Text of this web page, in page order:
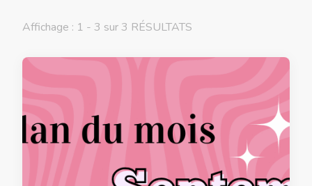
Affichage : 1 - 3 sur 3 RÉSULTATS